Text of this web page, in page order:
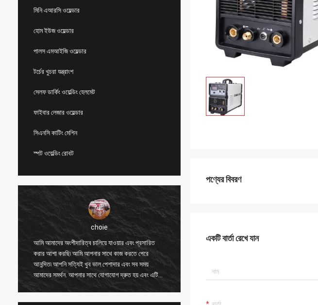
মিনি এআরসি ওয়েল্ডার
হোম ইউজ ওয়েল্ডার
পালস এমআইজি ওয়েল্ডার
টর্চের খুচরা যন্ত্রাংশ
সেলফ ডার্কিং ওয়েল্ডিং হেলমেট
ফাইবার লেজার ওয়েল্ডার
সিএনসি কাটিং মেশিন
স্পট ওয়েল্ডিং রোবট
choie
আমি আমাদের অংশীদারিত্ব চালিয়ে যাওয়ার এবং প্রসারিত
করার আশা করছি৷ আমি আপনার সাথে কাজ করতে পেরে
আনন্দিত৷ আপনি সত্যিই খুব ভাল পেশাদার এবং সব সময়
আমাদের সমর্থন. আপনার সাথে যোগাযোগ দ্রুত হয় এবং এটি
সবচেয়ে গুরুত্বপূর্ণ বিষয়।
আমি আপনার সাথে সহযোগিতা করে সন্তুষ্ট, আপনি আমার
এবং মূল্য যুক্তিসঙ্গত এবং প্রতিযোগিতামূলক, আমরা
পণ্যের বিবরণ
একটি বার্তা রেখে যান